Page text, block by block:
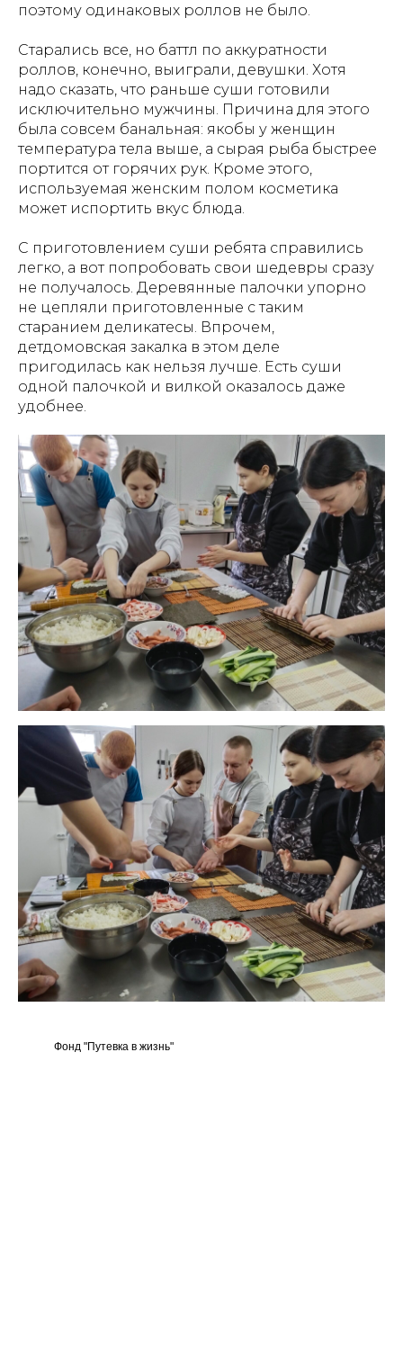
поэтому одинаковых роллов не было.
Старались все, но баттл по аккуратности
роллов, конечно, выиграли, девушки. Хотя
надо сказать, что раньше суши готовили
исключительно мужчины. Причина для этого
была совсем банальная: якобы у женщин
температура тела выше, а сырая рыба быстрее
портится от горячих рук. Кроме этого,
используемая женским полом косметика
может испортить вкус блюда.
С приготовлением суши ребята справились
легко, а вот попробовать свои шедевры сразу
не получалось. Деревянные палочки упорно
не цепляли приготовленные с таким
старанием деликатесы. Впрочем,
детдомовская закалка в этом деле
пригодилась как нельзя лучше. Есть суши
одной палочкой и вилкой оказалось даже
удобнее.
Фонд "Путевка в жизнь"